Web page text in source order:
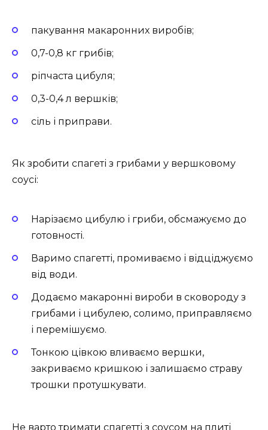
пакування макаронних виробів;
0,7-0,8 кг грибів;
ріпчаста цибуля;
0,3-0,4 л вершків;
сіль і приправи.
Як зробити спагеті з грибами у вершковому
соусі:
Нарізаємо цибулю і гриби, обсмажуємо до
готовності.
Варимо спагетті, промиваємо і відціджуємо
від води.
Додаємо макаронні вироби в сковороду з
грибами і цибулею, солимо, приправляємо
і перемішуємо.
Тонкою цівкою вливаємо вершки,
закриваємо кришкою і залишаємо страву
трошки протушкувати.
Не варто тримати спагетті з соусом на плиті